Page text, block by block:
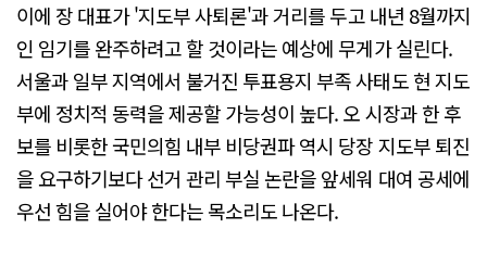
이에 장 대표가 '지도부 사퇴론'과 거리를 두고 내년 8월까지
인 임기를 완주하려고 할 것이라는 예상에 무게가 실린다.
서울과 일부 지역에서 불거진 투표용지 부족 사태도 현 지도
부에 정치적 동력을 제공할 가능성이 높다. 오 시장과 한 후
보를 비롯한 국민의힘 내부 비당권파 역시 당장 지도부 퇴진
을 요구하기보다 선거 관리 부실 논란을 앞세워 대여 공세에
우선 힘을 실어야 한다는 목소리도 나온다.